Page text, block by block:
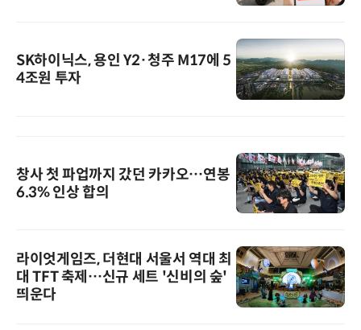
SK하이닉스, 용인 Y2·청주 M17에 5
4조원 투자
창사 첫 파업까지 갔던 카카오…연봉
6.3% 인상 합의
라이엇게임즈, 더현대 서울서 역대 최
대 TFT 축제…신규 세트 '신비의 숲'
띄운다